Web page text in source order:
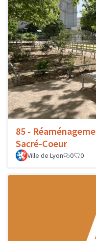
85 -
Sacré-Coeur
Ville de Lyon 0 0